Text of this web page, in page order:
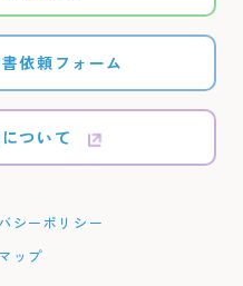
依頼フォーム
ついて
シーポリシー
ップ